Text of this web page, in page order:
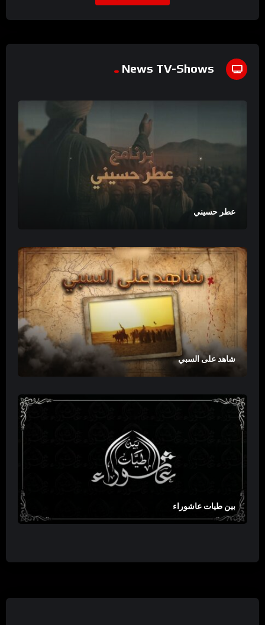
News TV-Shows
عطر حسيني
شاهد على السبي
بين طيات عاشوراء